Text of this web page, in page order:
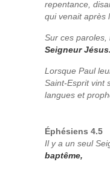
repentance,
qui venait après
Sur ces paroles,
Seigneur Jésus.
Lorsque Paul
Saint-Esprit vint
langues et
Éphésiens 4.5
Il y a un seul
baptême,